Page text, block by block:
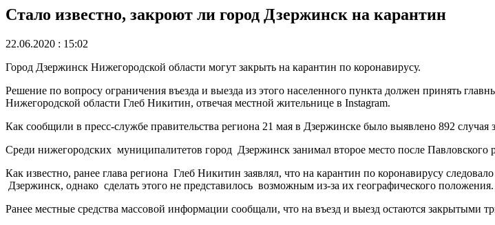
Стало известно, закроют ли город Дзержинск на карантин
22.06.2020 : 15:02
Город Дзержинск Нижегородской области могут закрыть на карантин по коронавирусу.
Решение по вопросу ограничения въезда и выезда из этого населенного пункта должен принять
Нижегородской области Глеб Никитин, отвечая местной жительнице в Instagram.
Как сообщили в пресс-службе правительства региона 21 мая в Дзержинске было выявлено 892
Среди нижегородских муниципалитетов город Дзержинск занимал второе место после
Как известно, ранее глава региона Глеб Никитин заявлял, что на карантин по коронавирусу
Дзержинск, однако сделать этого не представилось возможным из-за их географического положения.
Ранее местные средства массовой информации сообщали, что на въезд и выезд остаются закрытыми